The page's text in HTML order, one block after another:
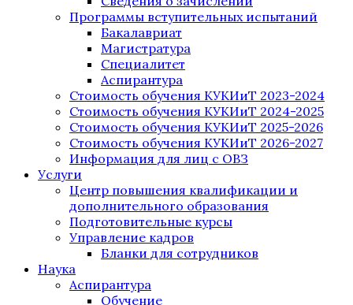
Программы вступительных испытаний
Бакалавриат
Магистратура
Специалитет
Аспирантура
Стоимость обучения КУКИиТ 2023-2024
Стоимость обучения КУКИиТ 2024-2025
Стоимость обучения КУКИиТ 2025-2026
Стоимость обучения КУКИиТ 2026-2027
Информация для лиц с ОВЗ
Услуги
Центр повышения квалификации и
дополнительного образования
Подготовительные курсы
Управление кадров
Бланки для сотрудников
Наука
Аспирантура
Обучение